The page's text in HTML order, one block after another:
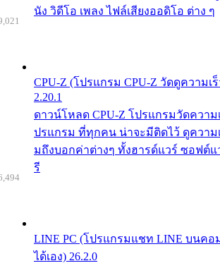
นัง วิดีโอ เพลง ไฟล์เสียงออดิโอ ต่าง ๆ
CPU-Z (โปรแกรม CPU-Z วัดดูความเ
2.20.1
ดาวน์โหลด CPU-Z โปรแกรมวัดความ
ปรแกรม ที่ทุกคน น่าจะมีติดไว้ ดูความเ
มถึงบอกค่าต่างๆ ทั้งฮารด์แวร์ ซอฟต์แ
รี
LINE PC (โปรแกรมแชท LINE บนคอ
ได้เอง) 26.2.0